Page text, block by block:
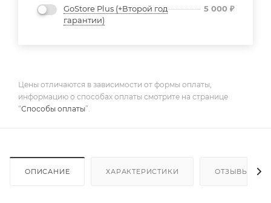
GoStore Plus (+Второй год
гарантии)
5 000 ₽
Цены отличаются в зависимости от формы оплаты,
информацию о способах оплаты смотрите на странице
“Способы оплаты”.
ОПИСАНИЕ ХАРАКТЕРИСТИКИ ОТЗЫВЫ